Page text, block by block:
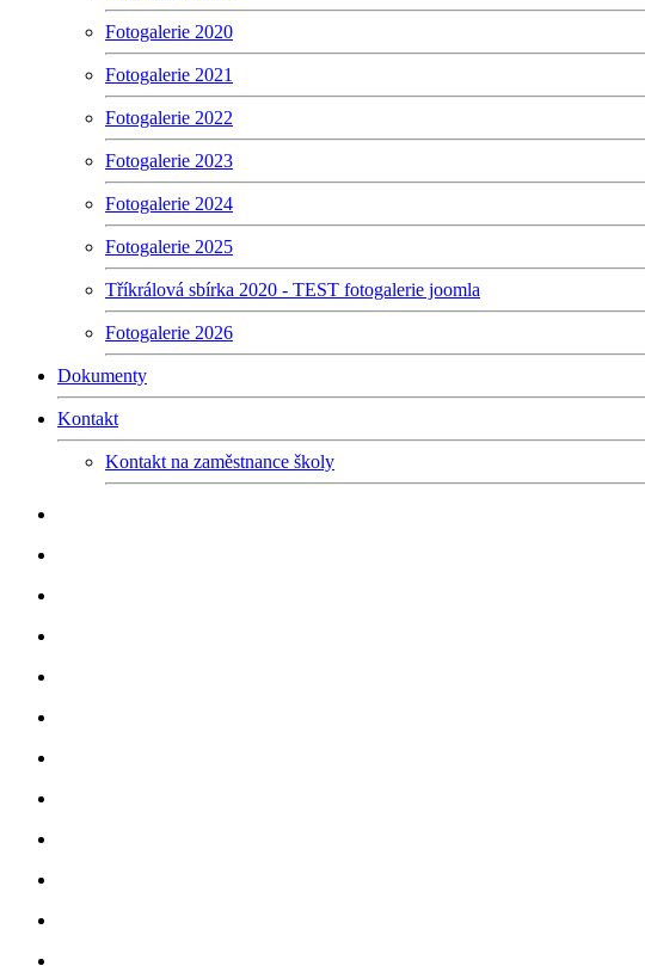
Fotogalerie 2020
Fotogalerie 2021
Fotogalerie 2022
Fotogalerie 2023
Fotogalerie 2024
Fotogalerie 2025
Tříkrálová sbírka 2020 - TEST fotogalerie joomla
Fotogalerie 2026
Dokumenty
Kontakt
Kontakt na zaměstnance školy